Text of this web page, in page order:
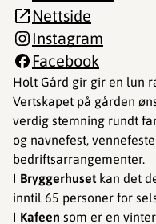
Holt Gård gir gir en lun
Vertskapet på gården
verdig stemning rundt
og navnefest,
bedriftsarrangementer.
I Bryggerhuset kan det
inntil 65 personer for
I Kafeen som er en
Nettside
Instagram
Facebook